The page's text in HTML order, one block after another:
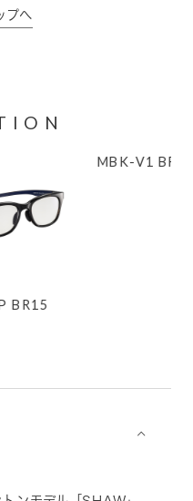
プへ
MBK-V1 BR49
⌵